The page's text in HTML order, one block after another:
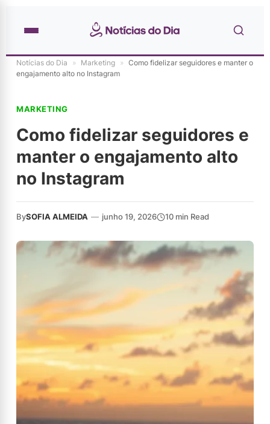
Notícias do Dia » Marketing » Como fidelizar seguidores e manter o
engajamento alto no Instagram
MARKETING
Como fidelizar seguidores e
manter o engajamento alto
no Instagram
BySOFIA ALMEIDA — junho 19, 2026 10 min Read